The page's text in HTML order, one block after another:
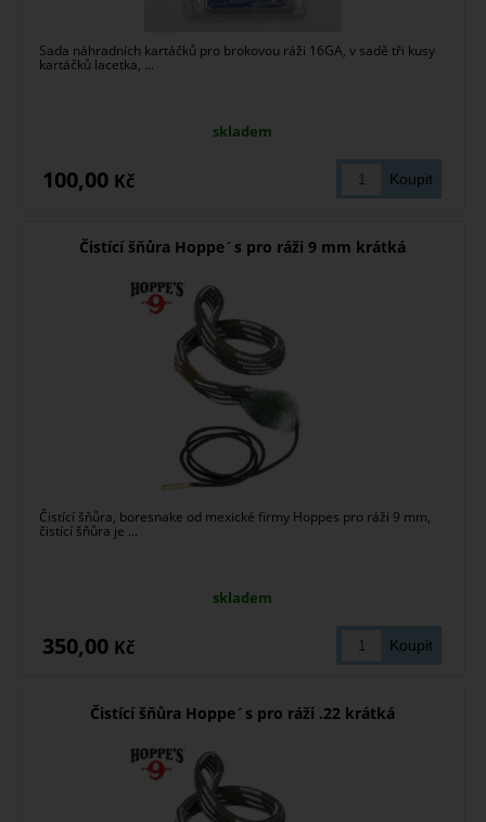
Sada náhradních kartáčků pro brokovou ráži 16GA, v sadě tři kusy
kartáčků lacetka, ...
skladem
100,00 Kč
Čistící šňůra Hoppe´s pro ráži 9 mm krátká
Čistící šňůra, boresnake od mexické firmy Hoppes pro ráži 9 mm,
čistící šňůra je ...
skladem
350,00 Kč
Čistící šňůra Hoppe´s pro ráži .22 krátká